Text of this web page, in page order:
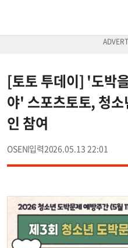
[토토 투데이] '도박
야' 스포츠토토, 청
인 참여
OSEN 2026.05.13 22:01